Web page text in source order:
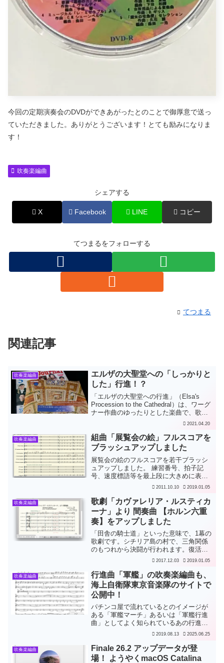
今回の定期演奏会のDVDができあがったとのことで御厚意で送っ
ていただきました。ありがとうございます！とても励みになりま
す！
吹奏楽編曲
シェアする
X Facebook LINE コピー
てつまるをフォローする
てつまる
関連記事
吹奏楽編曲
エルザの大聖堂への「しっかりと
した」行進！？
「エルザの大聖堂への行進」（Elsa's
Procession to the Cathedral）は、ワーグ
ナー作曲のゆったりとした楽曲で、歌劇
「ローエングリン」の中で使われている
行列」と訳されることの方...
2021.04.20
吹奏楽編曲
組曲「展覧会の絵」フルスコアを
ブラッシュアップしました
展覧会の絵のフルスコアを若干ブラッシ
ュアップしました。 練習番号、拍子記
号、速度標語等を最上段に大きめに表示
するようにしました。 音の誤りが数か所
ス・クラリネット（オプション）を加え
ました。
2011.10.10 2019.01.05
吹奏楽編曲
歌劇「カヴァレリア・ルスティカ
ーナ」より 間奏曲 【ホルン六重
奏】をアップしました
「田舎の騎士道」といった意味で、1幕の
歌劇です。シチリア島の村で、三角関係
のもつれから決闘が行われます。復活祭
の日の朝、青年が以前の恋人に誘われて
が、ちょうど通りかかった以前の恋人の
旦那に、事の次第を話しま...
2017.12.03 2019.01.05
吹奏楽編曲
行進曲「軍艦」の吹奏楽編曲も、
海上自衛隊東京音楽隊のサイトで
公開中！
パチンコ屋で流れているとのイメージが
ある「軍艦マーチ」あるいは「軍艦行進
曲」としてよく知られているあの行進曲
は正式には、行進曲「軍艦」といいま
ートではアンコールの最後に〆として必
ず演奏されているように思い...
2019.08.13 2025.06.25
吹奏楽編曲
Finale 26.2 アップデータが登
場！ ようやくmacOS Catalina